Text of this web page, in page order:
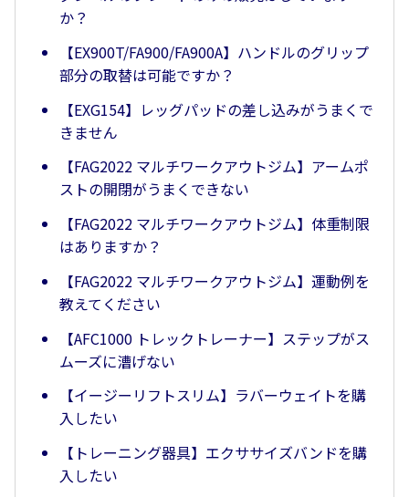
か？
【EX900T/FA900/FA900A】ハンドルのグリップ
部分の取替は可能ですか？
【EXG154】レッグパッドの差し込みがうまくで
きません
【FAG2022 マルチワークアウトジム】アームポ
ストの開閉がうまくできない
【FAG2022 マルチワークアウトジム】体重制限
はありますか？
【FAG2022 マルチワークアウトジム】運動例を
教えてください
【AFC1000 トレックトレーナー】ステップがス
ムーズに漕げない
【イージーリフトスリム】ラバーウェイトを購
入したい
【トレーニング器具】エクササイズバンドを購
入したい